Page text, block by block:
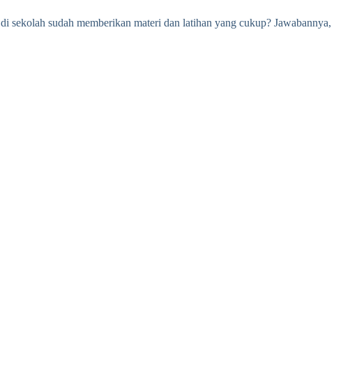
sudah memberikan materi dan latihan yang cukup? Jawabannya,